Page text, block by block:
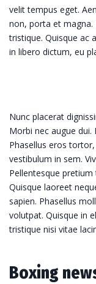
velit tempus eget.
non, porta et magna.
tristique. Quisque ac
in libero dictum, eu
Nunc placerat
Morbi nec augue
Phasellus eros
vestibulum in sem.
Pellentesque
Quisque laoreet
sapien. Phasellus
volutpat. Quisque in
tristique nisi vitae
Boxing